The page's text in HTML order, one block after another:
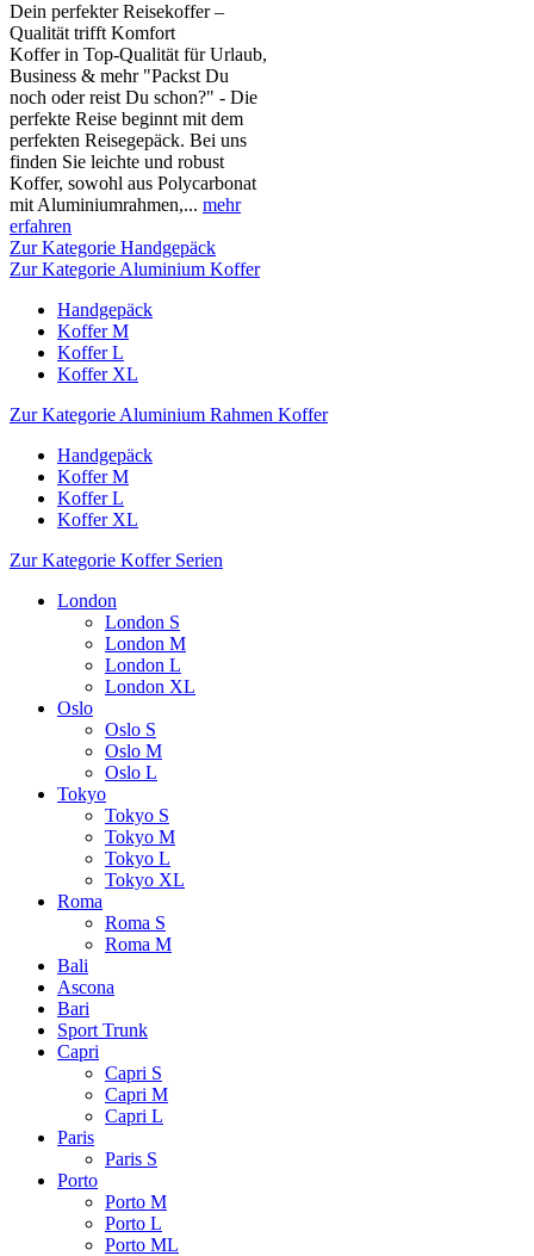
Dein perfekter Reisekoffer –
Qualität trifft Komfort
Koffer in Top-Qualität für Urlaub,
Business & mehr "Packst Du
noch oder reist Du schon?" - Die
perfekte Reise beginnt mit dem
perfekten Reisegepäck. Bei uns
finden Sie leichte und robust
Koffer, sowohl aus Polycarbonat
mit Aluminiumrahmen,... mehr
erfahren
Zur Kategorie Handgepäck
Zur Kategorie Aluminium Koffer
Handgepäck
Koffer M
Koffer L
Koffer XL
Zur Kategorie Aluminium Rahmen Koffer
Handgepäck
Koffer M
Koffer L
Koffer XL
Zur Kategorie Koffer Serien
London
London S
London M
London L
London XL
Oslo
Oslo S
Oslo M
Oslo L
Tokyo
Tokyo S
Tokyo M
Tokyo L
Tokyo XL
Roma
Roma S
Roma M
Bali
Ascona
Bari
Sport Trunk
Capri
Capri S
Capri M
Capri L
Paris
Paris S
Porto
Porto M
Porto L
Porto ML